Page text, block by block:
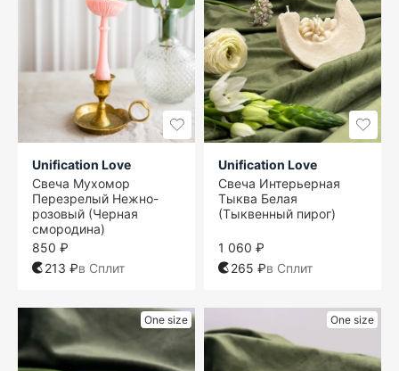
Unification Love
Свеча Мухомор
Перезрелый Нежно-
розовый (Черная
смородина)
850 ₽
213 ₽в Сплит
Unification Love
Свеча Интерьерная
Тыква Белая
(Тыквенный пирог)
1 060 ₽
265 ₽в Сплит
One size One size